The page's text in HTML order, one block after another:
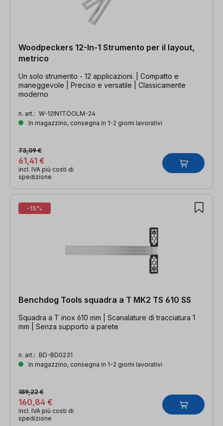
Woodpeckers 12-In-1 Strumento per il layout,
metrico
Un solo strumento - 12 applicazioni. | Compatto e
maneggevole | Preciso e versatile | Classicamente
moderno
n. art.: W-12IN1TOOLM-24
In magazzino, consegna in 1-2 giorni lavorativi
61,41 €
73,09 €
incl. IVA più costi di
spedizione
-15%
Benchdog Tools squadra a T MK2 TS 610 SS
Squadra a T inox 610 mm | Scanalature di tracciatura 1
mm | Senza supporto a parete
n. art.: BD-BD0231
In magazzino, consegna in 1-2 giorni lavorativi
160,84 €
189,22 €
incl. IVA più costi di
spedizione